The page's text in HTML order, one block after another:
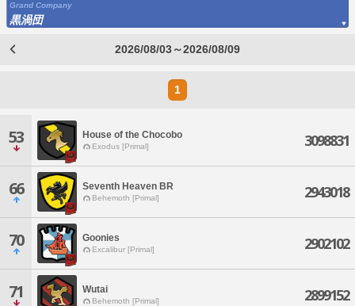
Grand Company
黒渦団
2026/08/03～2026/08/09
1
53 House of the Chocobo
Exodus [Primal] 3098831
66 Seventh Heaven BR
Behemoth [Primal] 2943018
70 Goonies
Excalibur [Primal] 2902102
71 Wutai
Behemoth [Primal] 2899152